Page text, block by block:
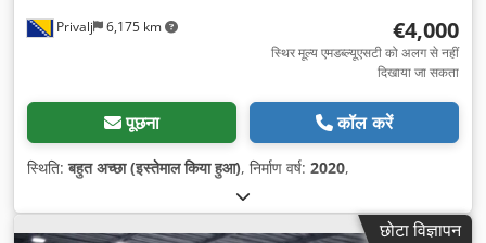
Privalj 6,175 km €4,000
स्थिर मूल्य एमडब्ल्यूएसटी को अलग से नहीं
दिखाया जा सकता
पूछना कॉल करें
स्थिति:बहुत अच्छा (इस्तेमाल किया हुआ), निर्माण वर्ष: 2020,
छोटा विज्ञापन